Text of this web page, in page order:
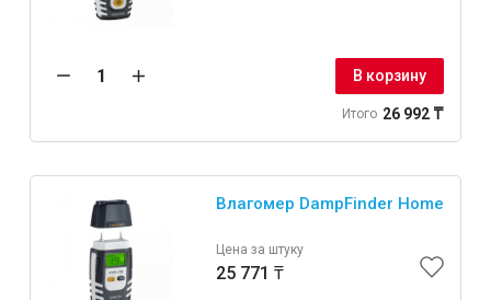
В корзину
Итого 26 992 ₸
Влагомер DampFinder Home
Цена за штуку
25 771 ₸